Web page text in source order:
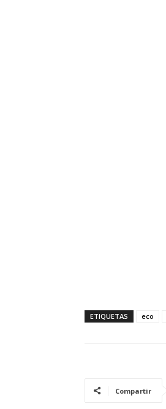
ETIQUETAS eco
Compartir